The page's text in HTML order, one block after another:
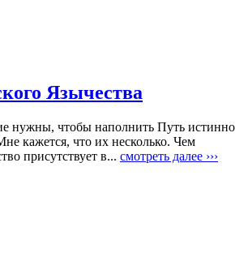
Язычества
нужны, чтобы наполнить Путь истинно
кажется, что их несколько. Чем
присутствует в... смотреть далее ›››